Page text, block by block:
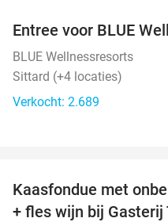
Entree voor BLUE
BLUE Wellnessresorts
Sittard (+4 locaties)
Verkocht: 2.689
Kaasfondue met
+ fles wijn bij Gasterij